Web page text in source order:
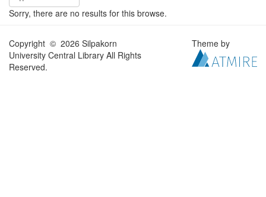
Sorry, there are no results for this browse.
Copyright © 2026 Silpakorn
University Central Library All Rights
Reserved.
Theme by